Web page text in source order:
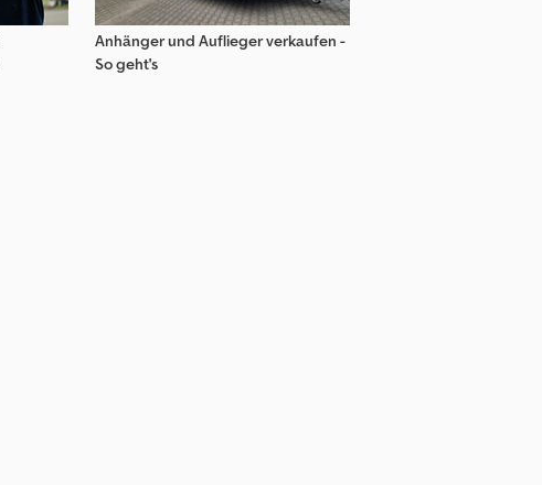
Anhänger und Auflieger verkaufen -
So geht's